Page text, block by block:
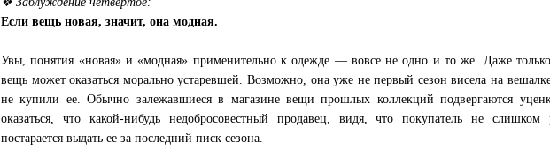
Если вещь новая, значит, она модная.
Увы, понятия «новая» и «модная» применительно к одежде — вовсе не одно и то же. Даже
вещь может оказаться морально устаревшей. Возможно, она уже не первый сезон висела на
не купили ее. Обычно залежавшиеся в магазине вещи прошлых коллекций подвергаются
оказаться, что какой-нибудь недобросовестный продавец, видя, что покупатель не слишком
постарается выдать ее за последний писк сезона.